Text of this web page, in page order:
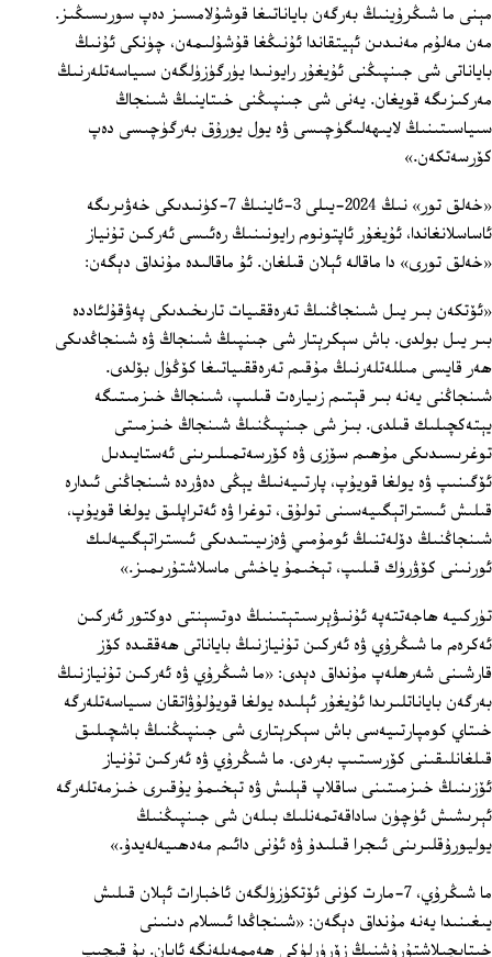
مېنى ما شىڭرۇينىڭ بەرگەن باياناتىغا قوشۇلامسىز دەپ سورىسىڭىز.
مەن مەلۇم مەنىدىن ئېيتقاندا ئۇنىڭغا قۇشۇلىمەن، چۈنكى ئۇنىڭ
باياناتى شى جىنپىڭنى ئۇيغۇر رايونىدا يۈرگۈزۈلگەن سىياسەتلەرنىڭ
مەركىزىگە قويغان. يەنى شى جىنپىڭنى خىتاينىڭ شىنجاڭ
سىياسىتىنىڭ لايىھەلىگۈچىسى ۋە يول يورۇق بەرگۈچىسى دەپ
كۆرسەتكەن.»
«خەلق تور» نىڭ 2024-يىلى 3-ئاينىڭ 7-كۈنىدىكى خەۋىرىگە
ئاساسلانغاندا، ئۇيغۇر ئاپتونوم رايونىنىڭ رەئىسى ئەركىن تۇنياز
«خەلق تورى» دا ماقالە ئېلان قىلغان. ئۇ ماقالىدە مۇنداق دېگەن:
«ئۆتكەن بىر يىل شىنجاڭنىڭ تەرەققىيات تارىخىدىكى پەۋقۇلئاددە
بىر يىل بولدى. باش سېكرېتار شى جىنپىڭ شىنجاڭ ۋە شىنجاڭدىكى
ھەر قايسى مىللەتلەرنىڭ مۇقىم تەرەققىياتىغا كۆڭۈل بۆلدى.
شىنجاڭنى يەنە بىر قېتىم زىيارەت قىلىپ، شىنجاڭ خىزمىتىگە
يېتەكچىلىك قىلدى. بىز شى جىنپىڭنىڭ شىنجاڭ خىزمىتى
توغرىسىدىكى مۇھىم سۆزى ۋە كۆرسەتمىلىرىنى ئەستايىدىل
ئۆگىنىپ ۋە يولغا قويۇپ، پارتىيەنىڭ يېڭى دەۋردە شىنجاڭنى ئىدارە
قىلىش ئىستراتېگىيەسىنى تولۇق، توغرا ۋە ئەتراپلىق يولغا قويۇپ،
شىنجاڭنىڭ دۆلەتنىڭ ئومۇمىي ۋەزىيىتىدىكى ئىستراتېگىيەلىك
ئورنىنى كۆۋرۈك قىلىپ، تېخىمۇ ياخشى ماسلاشتۇرىمىز.»
تۈركىيە ھاجەتتەپە ئۇنىۋېرسىتېتىنىڭ دوتسېنتى دوكتور ئەركىن
ئەكرەم ما شىڭرۇي ۋە ئەركىن تۇنيازنىڭ باياناتى ھەققىدە كۆز
قارشىنى شەرھلەپ مۇنداق دېدى: «ما شىڭرۇي ۋە ئەركىن تۇنيازنىڭ
بەرگەن باياناتلىرىدا ئۇيغۇر ئېلىدە يولغا قويۇلۇۋاتقان سىياسەتلەرگە
خىتاي كومپارتىيەسى باش سېكرېتارى شى جىنپىڭنىڭ باشچىلىق
قىلغانلىقىنى كۆرسىتىپ بەردى. ما شىڭرۇي ۋە ئەركىن تۇنياز
ئۆزىنىڭ خىزمىتىنى ساقلاپ قېلىش ۋە تېخىمۇ يۇقىرى خىزمەتلەرگە
ئېرىشىش ئۈچۈن ساداقەتمەنلىك بىلەن شى جىنپىڭنىڭ
يوليورۇقلىرىنى ئىجرا قىلىدۇ ۋە ئۇنى دائىم مەدھىيەلەيدۇ.»
ما شىڭرۇي، 7-مارت كۈنى ئۆتكۈزۈلگەن ئاخبارات ئېلان قىلىش
يىغىنىدا يەنە مۇنداق دېگەن: «شىنجاڭدا ئىسلام دىنىنى
خىتايچىلاشتۇرۇشنىڭ زۆرۈرلۈكى ھەممەيلەنگە ئايان. بۇ قېچىپ